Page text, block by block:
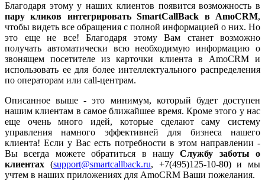
Благодаря этому у наших клиентов появится возможность в
пару кликов интегрировать SmartCallBack в AmoCRM,
чтобы видеть все обращения с полной информацией о них. Но
это еще не все! Благодаря этому Вам станет возможно
получать автоматически всю необходимую информацию о
звонящем посетителе из карточки клиента в AmoCRM и
использовать ее для более интеллектуального распределения
по операторам или call-центрам.
Описанное выше - это минимум, который будет доступен
нашим клиентам в самое ближайшее время. Кроме этого у нас
еще очень много идей, которые сделают саму систему
управления намного эффективней для бизнеса нашего
клиента! Если у Вас есть потребности в этом направлении -
Вы всегда можете обратиться в нашуСлужбу заботы о
клиентах (support@smartcallback.ru, +7(495)125-10-80) и мы
учтем в наших приложениях для AmoCRM Ваши пожелания.